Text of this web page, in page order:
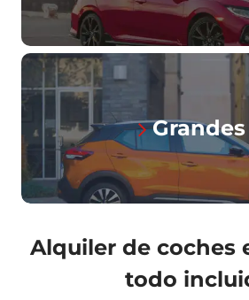
Grandes
Alquiler de coches
todo